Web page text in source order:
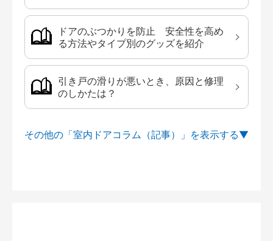
ドアのぶつかりを防止 安全性を高め
る方法やタイプ別のグッズを紹介
引き戸の滑りが悪いとき、原因と修理
のしかたは？
その他の「室内ドアコラム（記事）」を